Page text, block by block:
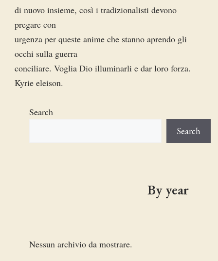
di nuovo insieme, così i tradizionalisti devono
pregare con
urgenza per queste anime che stanno aprendo gli
occhi sulla guerra
conciliare. Voglia Dio illuminarli e dar loro forza.
Kyrie eleison.
Search
Search
By year
Nessun archivio da mostrare.